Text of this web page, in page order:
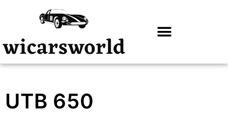
UTB 650